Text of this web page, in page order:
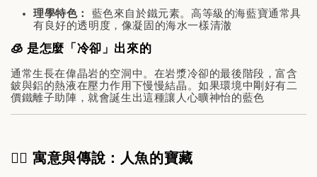
理學特色：
藍色來自於鐵元素。高等級的海藍寶通常具
有良好的透明度，像凝固的海水一樣清澈
🧊 是怎麼「冷卻」出來的
通常生長在偉晶岩的空洞中。在岩漿冷卻的最後階段，富含
鈹與鋁的熱液在壓力作用下慢慢結晶。如果環境中剛好有二
價鐵離子助陣，就會誕生出這種讓人心曠神怡的藍色
🧜‍♀️ 寓意與傳說：人魚的寶藏